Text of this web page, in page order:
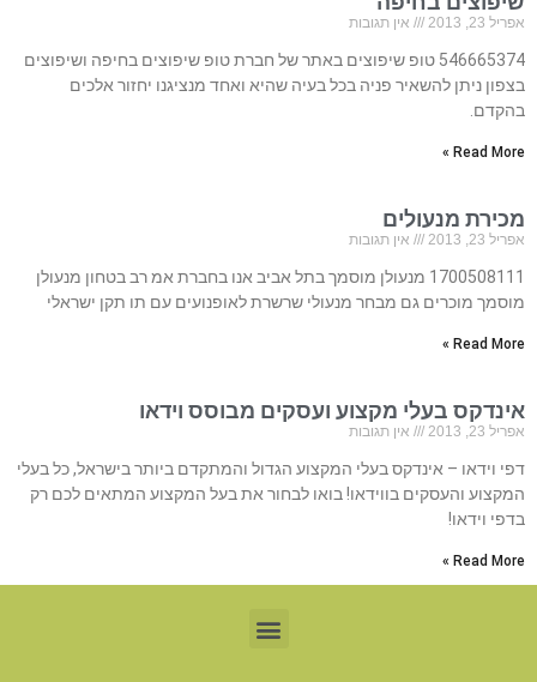
אפריל 23, 2013 אין תגובות
546665374 טופ שיפוצים באתר של חברת טופ שיפוצים בחיפה ושיפוצים
בצפון ניתן להשאיר פניה בכל בעיה שהיא ואחד מנציגנו יחזור אלכים
בהקדם.
Read More »
מכירת מנעולים
אפריל 23, 2013 אין תגובות
1700508111 מנעולן מוסמך בתל אביב אנו בחברת אמ רב בטחון מנעולן
מוסמך מוכרים גם מבחר מנעולי שרשרת לאופנועים עם תו תקן ישראלי
Read More »
אינדקס בעלי מקצוע ועסקים מבוסס וידאו
אפריל 23, 2013 אין תגובות
דפי וידאו – אינדקס בעלי המקצוע הגדול והמתקדם ביותר בישראל, כל בעלי
המקצוע והעסקים בווידאו! בואו לבחור את בעל המקצוע המתאים לכם רק
בדפי וידאו!
Read More »